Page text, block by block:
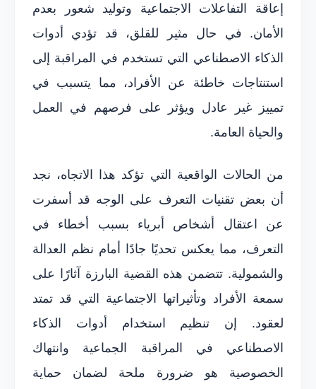
إعاقة التفاعلات الاجتماعية وتوليد شعور بعدم
الأمان. في حال مثير للقلق، قد تؤدي أدوات
الذكاء الاصطناعي التي تستخدم في المراقبة إلى
استنتاجات خاطئة عن الأفراد، مما يتسبب في
تمييز غير عادل ويؤثر على فرصهم في العمل
والحياة العامة.
من الحالات الواقعية التي تؤكد هذا الاتجاه، نجد
أن بعض تقنيات التعرف على الوجه قد أسفرت
عن اعتقال أشخاص أبرياء بسبب أخطاء في
التعرف، مما يعكس تحديًا جادًا أمام نظم العدالة
والشمولية. تتضمن هذه القضية البارزة آثارًا على
سمعة الأفراد وتأثيراتها الاجتماعية التي قد تمتد
لعقود. إن تنظيم استخدام أدوات الذكاء
الاصطناعي في المراقبة الجماعية وانتهاك
الخصوصية هو ضرورة ملحة لضمان حماية